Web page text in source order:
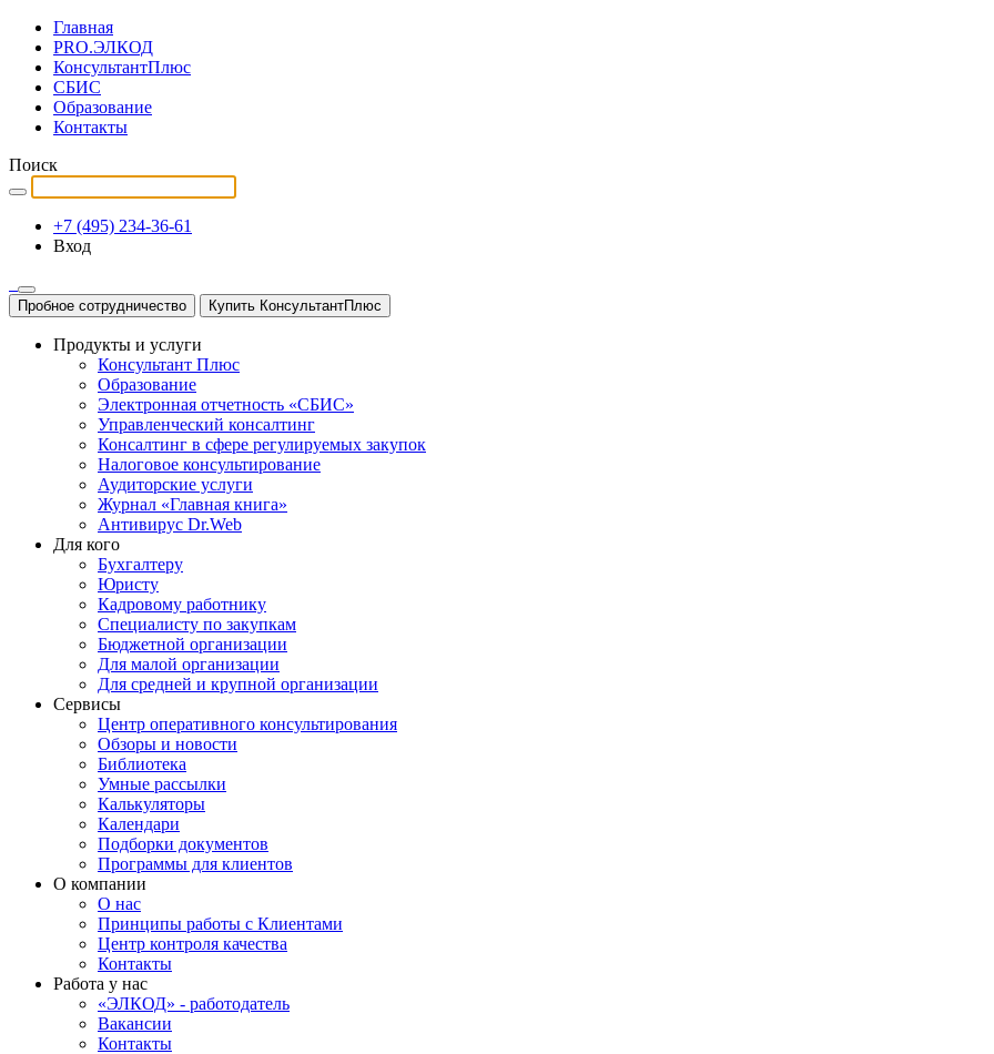
Главная
PRO.ЭЛКОД
КонсультантПлюс
СБИС
Образование
Контакты
Поиск
+7 (495) 234-36-61
Вход
Пробное сотрудничество Купить КонсультантПлюс
Продукты и услуги
Консультант Плюс
Образование
Электронная отчетность «СБИС»
Управленческий консалтинг
Консалтинг в сфере регулируемых закупок
Налоговое консультирование
Аудиторские услуги
Журнал «Главная книга»
Антивирус Dr.Web
Для кого
Бухгалтеру
Юристу
Кадровому работнику
Специалисту по закупкам
Бюджетной организации
Для малой организации
Для средней и крупной организации
Сервисы
Центр оперативного консультирования
Обзоры и новости
Библиотека
Умные рассылки
Калькуляторы
Календари
Подборки документов
Программы для клиентов
О компании
О нас
Принципы работы с Клиентами
Центр контроля качества
Контакты
Работа у нас
«ЭЛКОД» - работодатель
Вакансии
Контакты